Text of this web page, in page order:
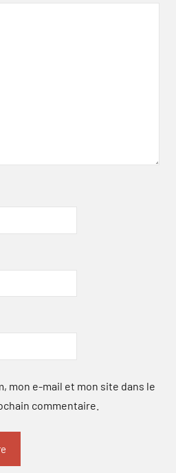
mon e-mail et mon site dans le
commentaire.